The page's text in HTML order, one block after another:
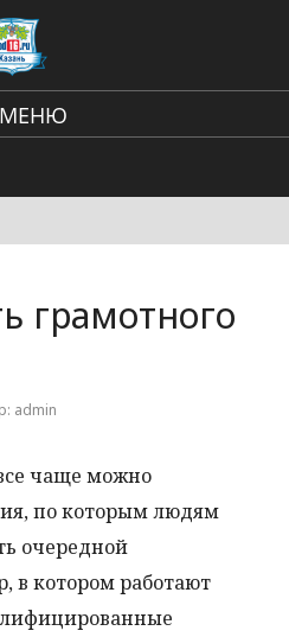
МЕНЮ
события
грамотного
admin
чаще можно
по которым людям
очередной
в котором работают